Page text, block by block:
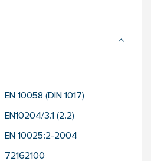
EN 10058 (DIN 1017)
EN10204/3.1 (2.2)
EN 10025:2-2004
72162100